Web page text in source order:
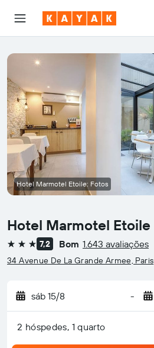
Hotel Marmotel Etoile
3 estrelas7,2 Bom 1.643 avaliações
34 Avenue De La Grande Armee, Paris
sáb 15/8 -
2 hóspedes, 1 quarto
Hotel Marmotel Etoile: Fotos